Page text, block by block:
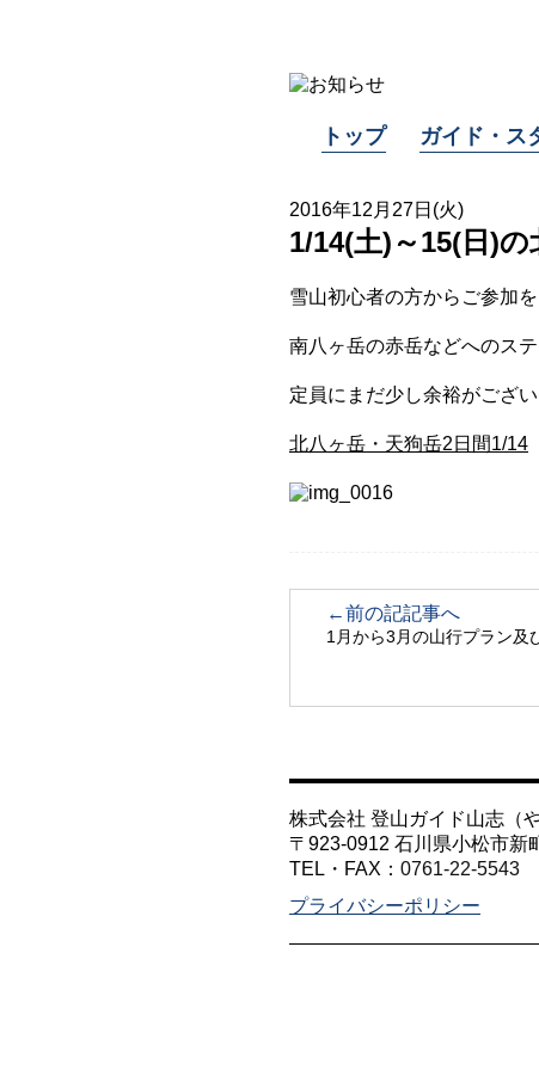
トップ ガイド・ス
2016年12月27日(火)
1/14(土)～15(日)
雪山初心者の方からご参加
南八ヶ岳の赤岳などへのス
定員にまだ少し余裕がござい
北八ヶ岳・天狗岳2日間1/14
←前の記記事へ
1月から3月の山行プラン及
株式会社 登山ガイド山志（
〒923-0912 石川県小松市新
TEL・FAX： 0761-22-5543
プライバシーポリシー